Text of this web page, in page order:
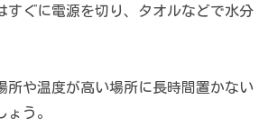
すぐに電源を切り、タオルなどで水分
所や温度が高い場所に長時間置かない
う。